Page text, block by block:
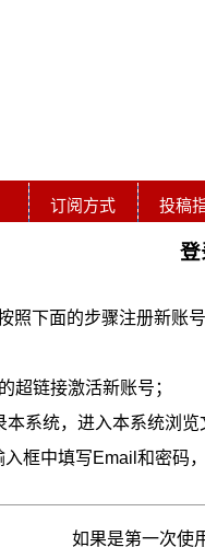
订阅方式 投稿
登
照下面的步骤注册新账号
超链接激活新账号；
系统，进入本系统浏览
框中填写Email和密码
如果是第一次使